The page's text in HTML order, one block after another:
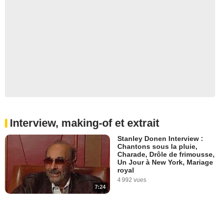
Interview, making-of et extrait
7:24
Stanley Donen Interview :
Chantons sous la pluie,
Charade, Drôle de frimousse,
Un Jour à New York, Mariage
royal
4 992 vues